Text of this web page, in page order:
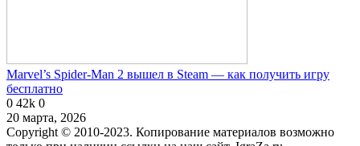
Marvel’s Spider-Man 2 вышел в Steam — как получить игру
бесплатно
0 42k 0
20 марта, 2026
Copyright © 2010-2023. Копирование материалов возможно